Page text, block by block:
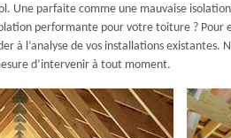
Une parfaite comme une mauvaise
performante pour votre toiture ? Pour
à l’analyse de vos installations existantes.
d’intervenir à tout moment.